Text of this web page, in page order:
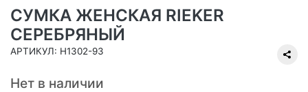
СУМКА ЖЕНСКАЯ RIEKER
СЕРЕБРЯНЫЙ
АРТИКУЛ: H1302-93
Нет в наличии